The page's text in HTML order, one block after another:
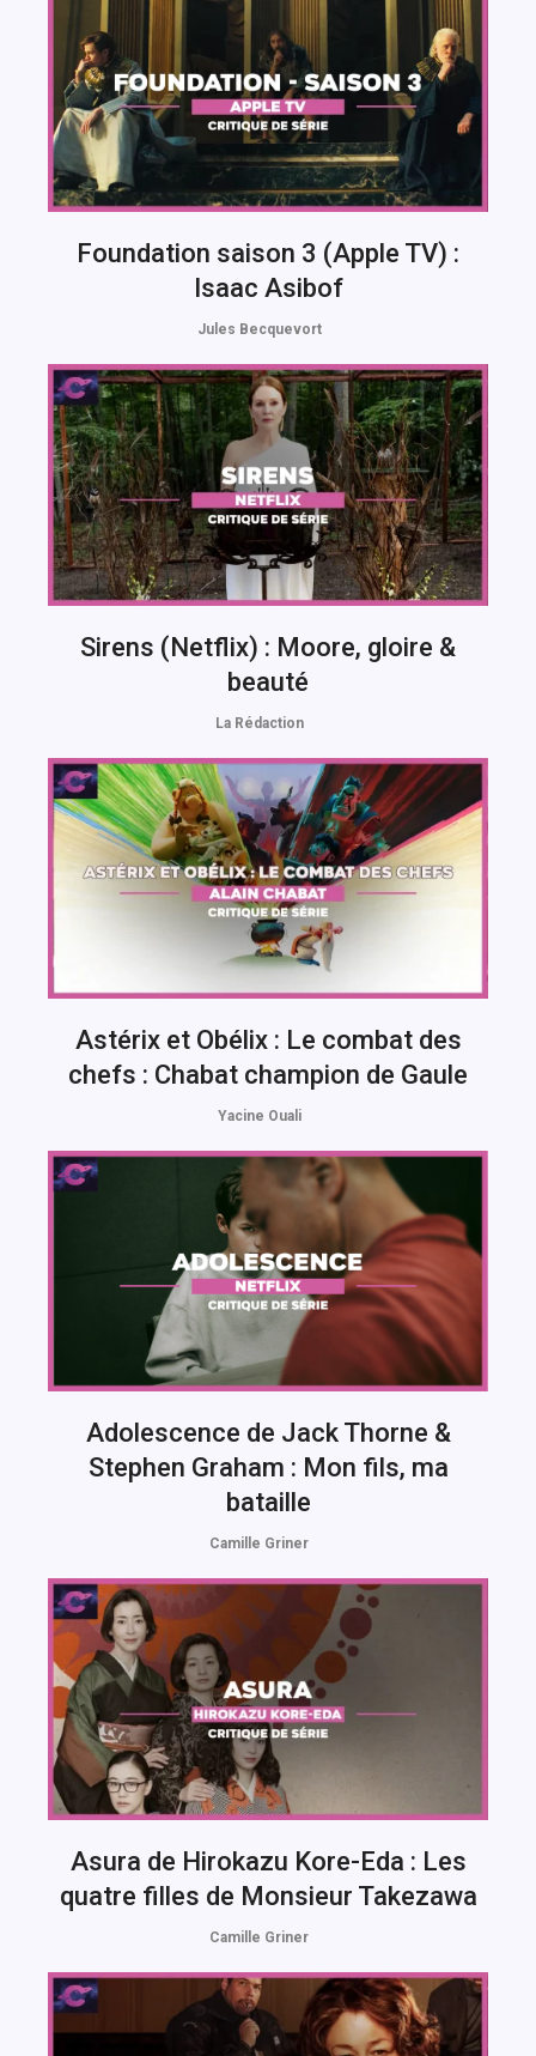
Foundation saison 3 (Apple TV) :
Isaac Asibof
Jules Becquevort
Sirens (Netflix) : Moore, gloire &
beauté
La Rédaction
Astérix et Obélix : Le combat des
chefs : Chabat champion de Gaule
Yacine Ouali
Adolescence de Jack Thorne &
Stephen Graham : Mon fils, ma
bataille
Camille Griner
Asura de Hirokazu Kore-Eda : Les
quatre filles de Monsieur Takezawa
Camille Griner